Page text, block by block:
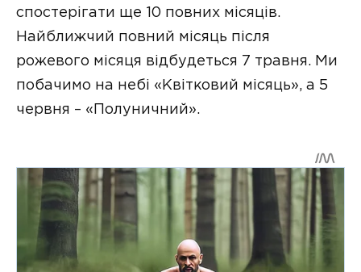
спостерігати ще 10 повних місяців.
Найближчий повний місяць після
рожевого місяця відбудеться 7 травня. Ми
побачимо на небі «Квітковий місяць», а 5
червня – «Полуничний».